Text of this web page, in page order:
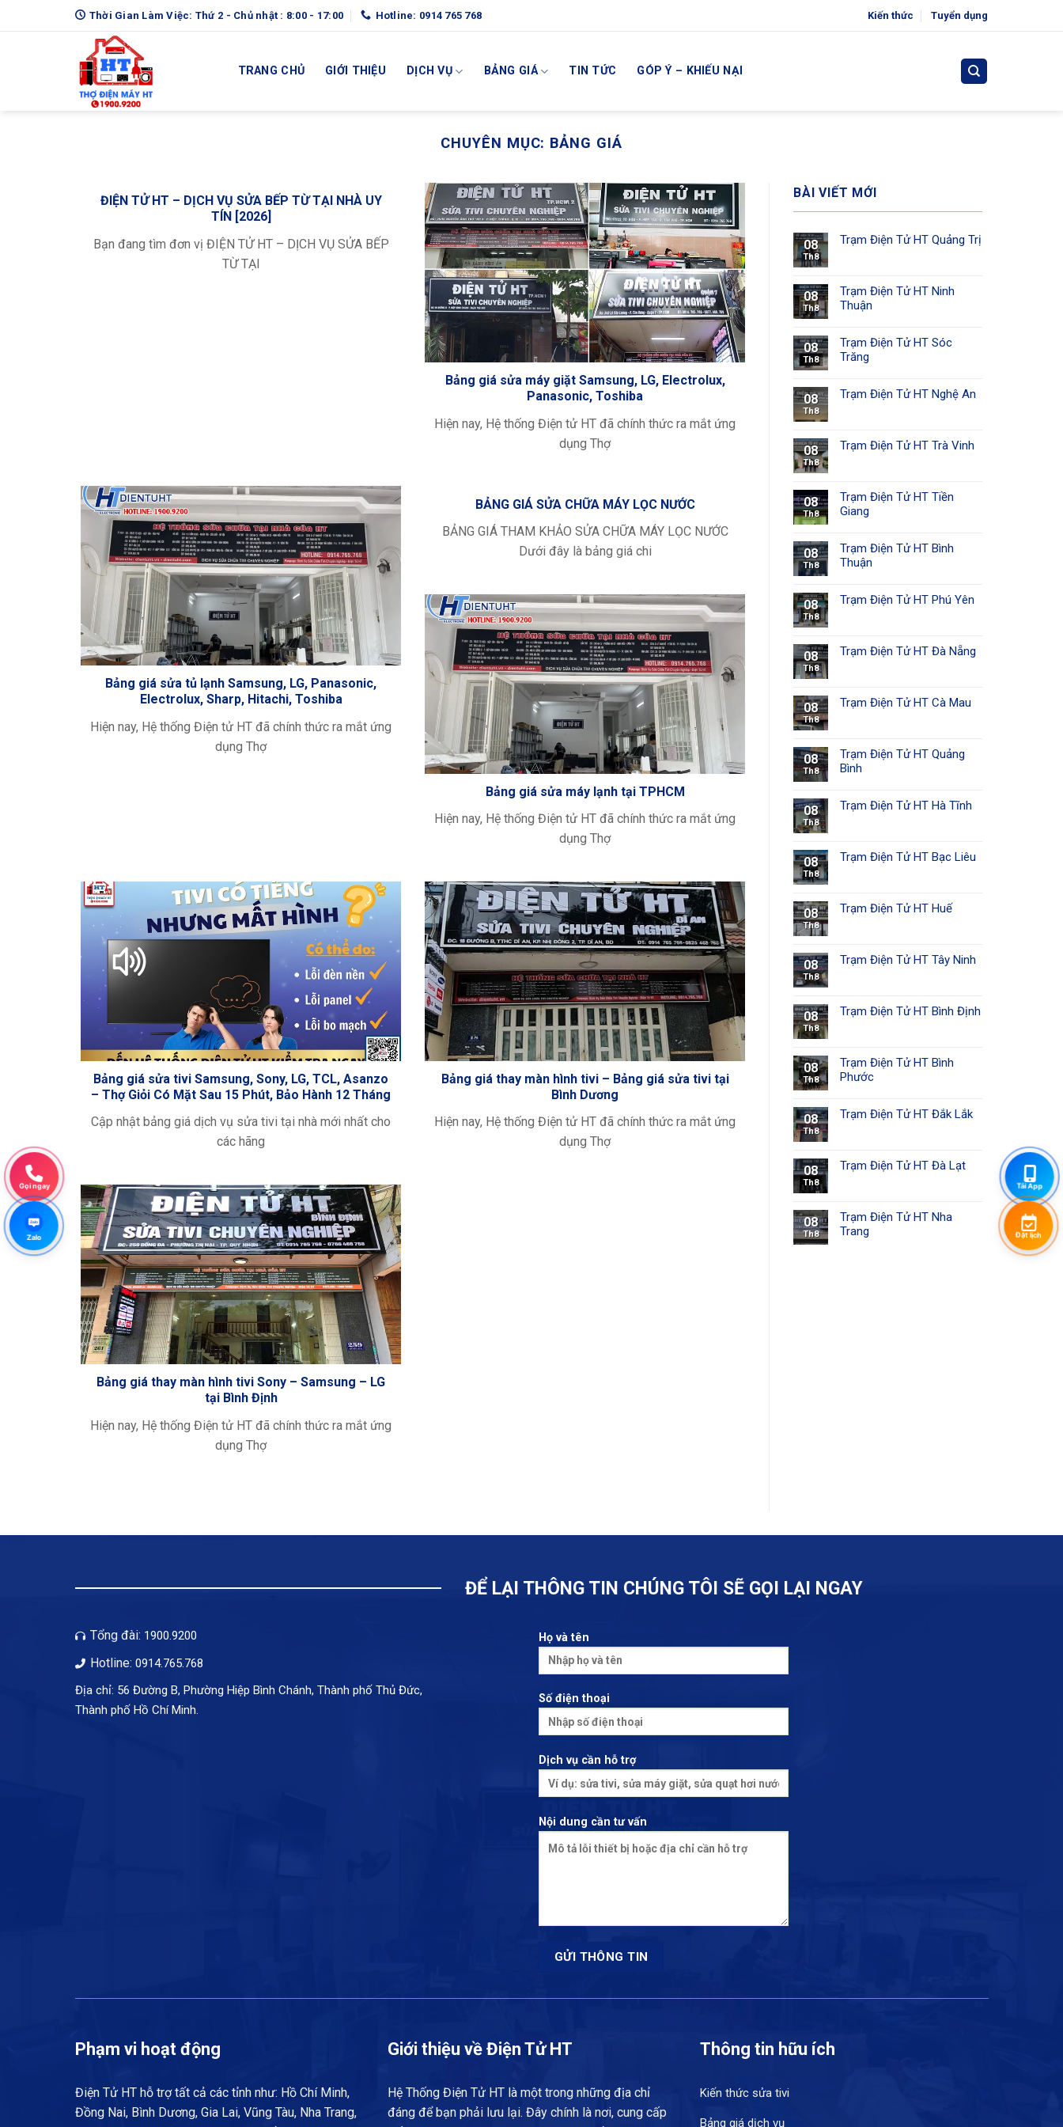
to
Thời Gian Làm Việc: Thứ 2 - Chủ nhật : 8:00 - 17:00 Hotline: 0914 765 768 Kiến thức Tuyển dụng
TRANG CHỦ GIỚI THIỆU DỊCH VỤ BẢNG GIÁ TIN TỨC GÓP Ý – KHIẾU NẠI
CHUYÊN MỤC: BẢNG GIÁ
ĐIỆN TỬ HT – DỊCH VỤ SỬA BẾP TỪ TẠI NHÀ UY
TÍN [2026]
Bạn đang tìm đơn vị ĐIỆN TỬ HT – DỊCH VỤ SỬA BẾP
TỪ TẠI
Bảng giá sửa máy giặt Samsung, LG, Electrolux,
Panasonic, Toshiba
Hiện nay, Hệ thống Điện tử HT đã chính thức ra mắt ứng
dụng Thợ
Bảng giá sửa tủ lạnh Samsung, LG, Panasonic,
Electrolux, Sharp, Hitachi, Toshiba
Hiện nay, Hệ thống Điện tử HT đã chính thức ra mắt ứng
dụng Thợ
BẢNG GIÁ SỬA CHỮA MÁY LỌC NƯỚC
BẢNG GIÁ THAM KHẢO SỬA CHỮA MÁY LỌC NƯỚC
Dưới đây là bảng giá chi
Bảng giá sửa máy lạnh tại TPHCM
Hiện nay, Hệ thống Điện tử HT đã chính thức ra mắt ứng
dụng Thợ
Bảng giá sửa tivi Samsung, Sony, LG, TCL, Asanzo
– Thợ Giỏi Có Mặt Sau 15 Phút, Bảo Hành 12 Tháng
Cập nhật bảng giá dịch vụ sửa tivi tại nhà mới nhất cho
các hãng
Bảng giá thay màn hình tivi – Bảng giá sửa tivi tại
Bình Dương
Hiện nay, Hệ thống Điện tử HT đã chính thức ra mắt ứng
dụng Thợ
Bảng giá thay màn hình tivi Sony – Samsung – LG
tại Bình Định
Hiện nay, Hệ thống Điện tử HT đã chính thức ra mắt ứng
dụng Thợ
BÀI VIẾT MỚI
08
Th8
Trạm Điện Tử HT Quảng Trị
08
Th8
Trạm Điện Tử HT Ninh
Thuận
08
Th8
Trạm Điện Tử HT Sóc
Trăng
08
Th8
Trạm Điện Tử HT Nghệ An
08
Th8
Trạm Điện Tử HT Trà Vinh
08
Th8
Trạm Điện Tử HT Tiền
Giang
08
Th8
Trạm Điện Tử HT Bình
Thuận
08
Th8
Trạm Điện Tử HT Phú Yên
08
Th8
Trạm Điện Tử HT Đà Nẵng
08
Th8
Trạm Điện Tử HT Cà Mau
08
Th8
Trạm Điện Tử HT Quảng
Bình
08
Th8
Trạm Điện Tử HT Hà Tĩnh
08
Th8
Trạm Điện Tử HT Bạc Liêu
08
Th8
Trạm Điện Tử HT Huế
08
Th8
Trạm Điện Tử HT Tây Ninh
08
Th8
Trạm Điện Tử HT Bình Định
08
Th8
Trạm Điện Tử HT Bình
Phước
08
Th8
Trạm Điện Tử HT Đắk Lắk
08
Th8
Trạm Điện Tử HT Đà Lạt
08
Th8
Trạm Điện Tử HT Nha
Trang
Tổng đài: 1900.9200
Hotline: 0914.765.768
Địa chỉ: 56 Đường B, Phường Hiệp Bình Chánh, Thành phố Thủ Đức,
Thành phố Hồ Chí Minh.
ĐỂ LẠI THÔNG TIN CHÚNG TÔI SẼ GỌI LẠI NGAY
Họ và tên
Số điện thoại
Dịch vụ cần hỗ trợ
Nội dung cần tư vấn
Phạm vi hoạt động
Điện Tử HT hỗ trợ tất cả các tỉnh như: Hồ Chí Minh,
Đồng Nai, Bình Dương, Gia Lai, Vũng Tàu, Nha Trang,
Giới thiệu về Điện Tử HT
Hệ Thống Điện Tử HT là một trong những địa chỉ
đáng để bạn phải lưu lại. Đây chính là nơi, cung cấp
Thông tin hữu ích
Kiến thức sửa tivi
Bảng giá dịch vụ
Gọi ngay
Zalo
Zalo
Tải App
Đặt lịch